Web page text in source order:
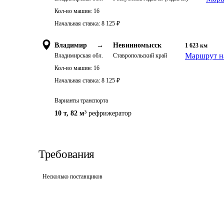
Кол-во машин: 16
Начальная ставка: 8 125 ₽
Владимир →
Владимирская обл.
Невинномысск
Ставропольский край
1 623 км
Маршрут
Кол-во машин: 16
Начальная ставка: 8 125 ₽
Варианты транспорта
10 т, 82 м³ рефрижератор
Требования
Несколько поставщиков